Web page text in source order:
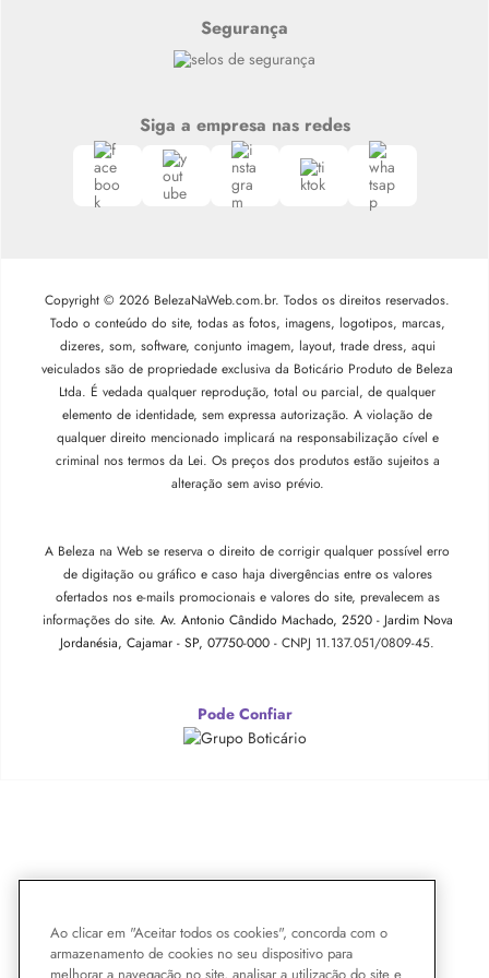
Segurança
Siga a empresa nas redes
Copyright © 2026 BelezaNaWeb.com.br. Todos os direitos reservados.
Todo o conteúdo do site, todas as fotos, imagens, logotipos, marcas,
dizeres, som, software, conjunto imagem, layout, trade dress, aqui
veiculados são de propriedade exclusiva da Boticário Produto de Beleza
Ltda. É vedada qualquer reprodução, total ou parcial, de qualquer
elemento de identidade, sem expressa autorização. A violação de
qualquer direito mencionado implicará na responsabilização cível e
criminal nos termos da Lei. Os preços dos produtos estão sujeitos a
alteração sem aviso prévio.
A Beleza na Web se reserva o direito de corrigir qualquer possível erro
de digitação ou gráfico e caso haja divergências entre os valores
ofertados nos e-mails promocionais e valores do site, prevalecem as
informações do site. Av. Antonio Cândido Machado, 2520 - Jardim Nova
Jordanésia, Cajamar - SP, 07750-000 - CNPJ 11.137.051/0809-45.
Pode Confiar
Ao clicar em "Aceitar todos os cookies", concorda com o
armazenamento de cookies no seu dispositivo para